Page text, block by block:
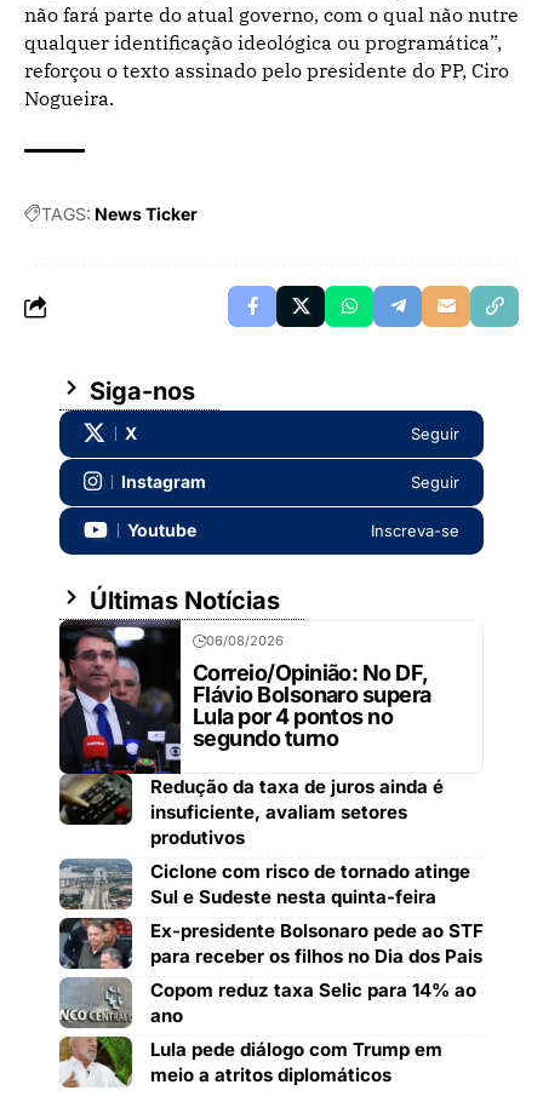
não fará parte do atual governo, com o qual não nutre
qualquer identificação ideológica ou programática”,
reforçou o texto assinado pelo presidente do PP, Ciro
Nogueira.
TAGS: News Ticker
Siga-nos
X Seguir
Instagram Seguir
Youtube Inscreva-se
Últimas Notícias
06/08/2026
Correio/Opinião: No DF,
Flávio Bolsonaro supera
Lula por 4 pontos no
segundo turno
Redução da taxa de juros ainda é
insuficiente, avaliam setores
produtivos
Ciclone com risco de tornado atinge
Sul e Sudeste nesta quinta-feira
Ex-presidente Bolsonaro pede ao STF
para receber os filhos no Dia dos Pais
Copom reduz taxa Selic para 14% ao
ano
Lula pede diálogo com Trump em
meio a atritos diplomáticos